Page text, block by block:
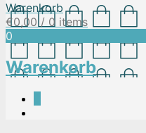
Warenkorb
€0,00 / 0 items
0
Warenkorb